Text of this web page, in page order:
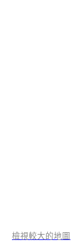
檢視較大的地圖